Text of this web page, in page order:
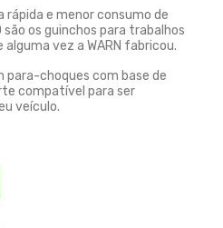
rápida e menor consumo de
são os guinchos para trabalhos
vez a WARN fabricou.
para-choques com base de
compatível para ser
veículo.